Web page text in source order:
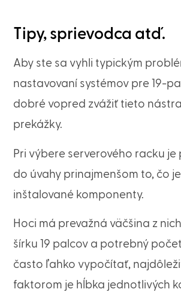
Tipy, sprievodca atď.
Aby ste sa vyhli typickým
nastavovaní systémov pre 19-
dobré vopred zvážiť tieto
prekážky.
Pri výbere serverového racku
do úvahy prinajmenšom to, čo
inštalované komponenty.
Hoci má prevažná väčšina z
šírku 19 palcov a potrebný
často ľahko vypočítať,
faktorom je hĺbka jednotlivých